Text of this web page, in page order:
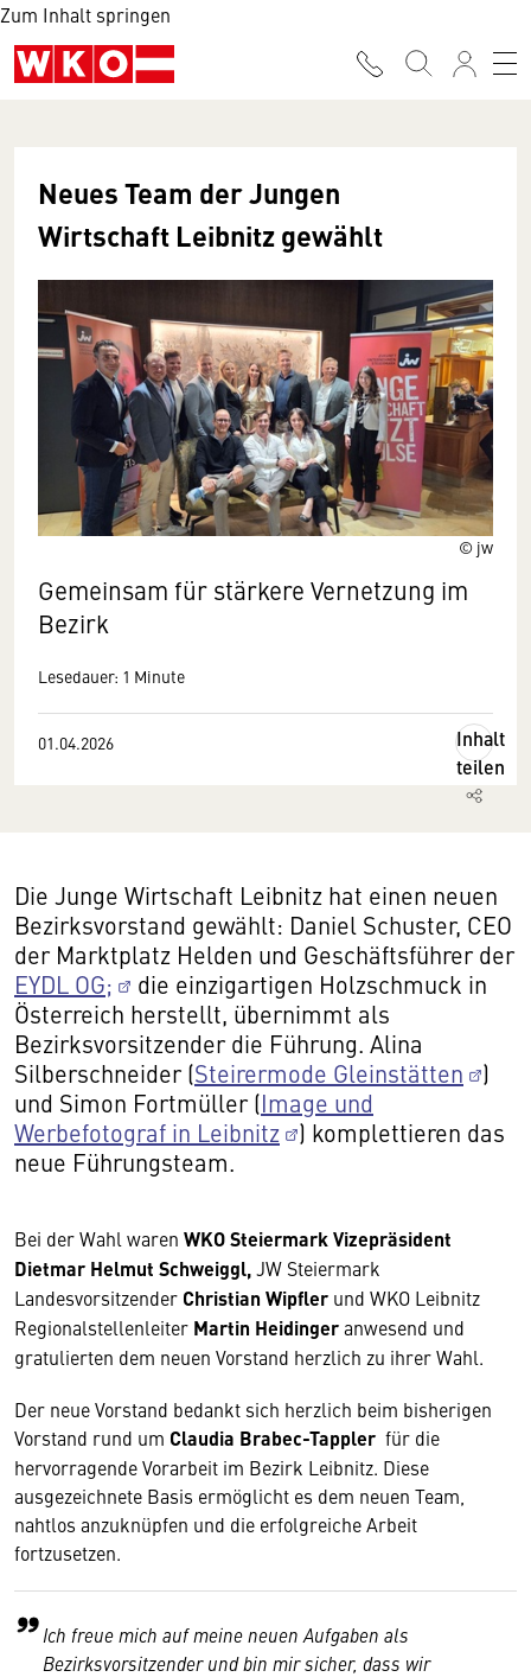
Zum Inhalt springen
© jw
Neues Team der Jungen
Wirtschaft Leibnitz gewählt
Gemeinsam für stärkere Vernetzung im
Bezirk
Lesedauer: 1 Minute
01.04.2026
Inhalt
teilen
Die Junge Wirtschaft Leibnitz hat einen neuen
Bezirksvorstand gewählt: Daniel Schuster, CEO
der Marktplatz Helden und Geschäftsführer der
EYDL OG;
die einzigartigen Holzschmuck in
Österreich herstellt, übernimmt als
Bezirksvorsitzender die Führung. Alina
Silberschneider (Steirermode Gleinstätten
)
und Simon Fortmüller (Image und
Werbefotograf in Leibnitz
) komplettieren das
neue Führungsteam.
Bei der Wahl waren WKO Steiermark Vizepräsident
Dietmar Helmut Schweiggl,JW Steiermark
Landesvorsitzender Christian Wipfler und WKO Leibnitz
Regionalstellenleiter Martin Heidingeranwesend und
gratulierten dem neuen Vorstand herzlich zu ihrer Wahl.
Der neue Vorstand bedankt sich herzlich beim bisherigen
Vorstand rund um Claudia Brabec-Tappler für die
hervorragende Vorarbeit im Bezirk Leibnitz. Diese
ausgezeichnete Basis ermöglicht es dem neuen Team,
nahtlos anzuknüpfen und die erfolgreiche Arbeit
fortzusetzen.
Ich freue mich auf meine neuen Aufgaben als
Bezirksvorsitzender und bin mir sicher, dass wir